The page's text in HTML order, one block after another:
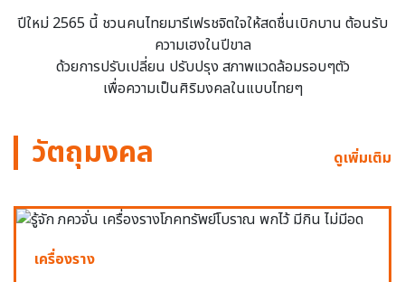
ปีใหม่ 2565 นี้ ชวนคนไทยมารีเฟรชจิตใจให้สดชื่นเบิกบาน ต้อนรับ
ความเฮงในปีขาล
ด้วยการปรับเปลี่ยน ปรับปรุง สภาพแวดล้อมรอบๆตัว
เพื่อความเป็นศิริมงคลในแบบไทยๆ
วัตถุมงคล ดูเพิ่มเติม
เครื่องราง